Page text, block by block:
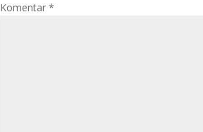
Komentar*